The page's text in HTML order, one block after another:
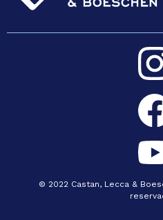
© 2022 Castan, Lecca &